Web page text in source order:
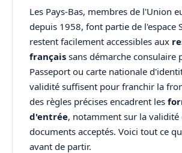
Les Pays-Bas, membres de l'Union
depuis 1958, font partie de l'espace
restent facilement accessibles aux
français sans démarche consulaire
Passeport ou carte nationale
validité suffisent pour franchir la
des règles précises encadrent les
d'entrée, notamment sur la validité
documents acceptés. Voici tout ce
avant de partir.